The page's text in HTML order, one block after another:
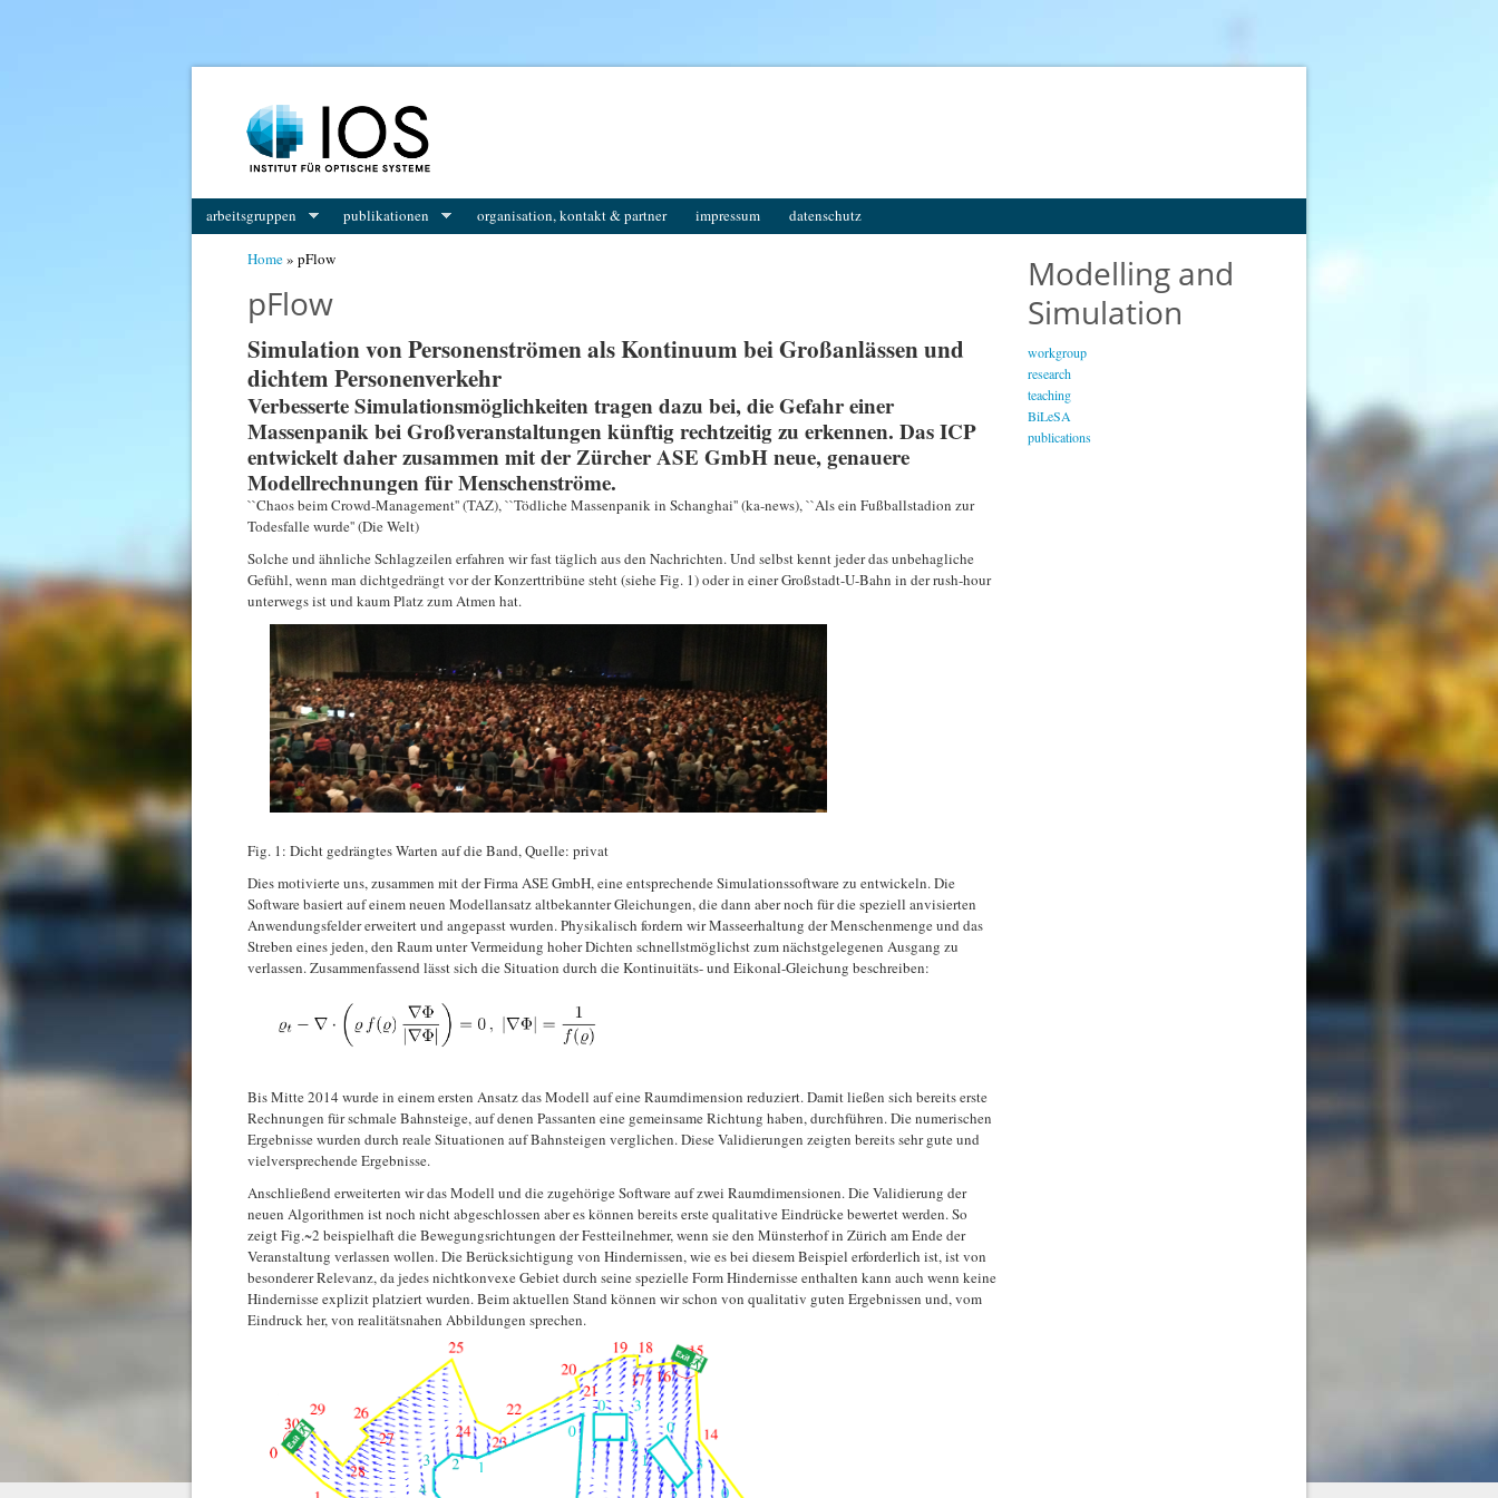
arbeitsgruppen publikationen organisation, kontakt & partner impressum datenschutz
You are here
Home» pFlow
pFlow
Simulation von Personenströmen als Kontinuum bei Großanlässen und
dichtem Personenverkehr
Verbesserte Simulationsmöglichkeiten tragen dazu bei, die Gefahr einer
Massenpanik bei Großveranstaltungen künftig rechtzeitig zu erkennen. Das ICP
entwickelt daher zusammen mit der Zürcher ASE GmbH neue, genauere
Modellrechnungen für Menschenströme.
``Chaos beim Crowd-Management'' (TAZ), ``Tödliche Massenpanik in Schanghai'' (ka-news), ``Als ein Fußballstadion zur
Todesfalle wurde'' (Die Welt)
Solche und ähnliche Schlagzeilen erfahren wir fast täglich aus den Nachrichten. Und selbst kennt jeder das unbehagliche
Gefühl, wenn man dichtgedrängt vor der Konzerttribüne steht (siehe Fig. 1) oder in einer Großstadt-U-Bahn in der rush-hour
unterwegs ist und kaum Platz zum Atmen hat.
Fig. 1: Dicht gedrängtes Warten auf die Band, Quelle: privat
Dies motivierte uns, zusammen mit der Firma ASE GmbH, eine entsprechende Simulationssoftware zu entwickeln. Die
Software basiert auf einem neuen Modellansatz altbekannter Gleichungen, die dann aber noch für die speziell anvisierten
Anwendungsfelder erweitert und angepasst wurden. Physikalisch fordern wir Masseerhaltung der Menschenmenge und das
Streben eines jeden, den Raum unter Vermeidung hoher Dichten schnellstmöglichst zum nächstgelegenen Ausgang zu
verlassen. Zusammenfassend lässt sich die Situation durch die Kontinuitäts- und Eikonal-Gleichung beschreiben:
Bis Mitte 2014 wurde in einem ersten Ansatz das Modell auf eine Raumdimension reduziert. Damit ließen sich bereits erste
Rechnungen für schmale Bahnsteige, auf denen Passanten eine gemeinsame Richtung haben, durchführen. Die numerischen
Ergebnisse wurden durch reale Situationen auf Bahnsteigen verglichen. Diese Validierungen zeigten bereits sehr gute und
vielversprechende Ergebnisse.
Anschließend erweiterten wir das Modell und die zugehörige Software auf zwei Raumdimensionen. Die Validierung der
neuen Algorithmen ist noch nicht abgeschlossen aber es können bereits erste qualitative Eindrücke bewertet werden. So
zeigt Fig.~2 beispielhaft die Bewegungsrichtungen der Festteilnehmer, wenn sie den Münsterhof in Zürich am Ende der
Veranstaltung verlassen wollen. Die Berücksichtigung von Hindernissen, wie es bei diesem Beispiel erforderlich ist, ist von
besonderer Relevanz, da jedes nichtkonvexe Gebiet durch seine spezielle Form Hindernisse enthalten kann auch wenn keine
Hindernisse explizit platziert wurden. Beim aktuellen Stand können wir schon von qualitativ guten Ergebnissen und, vom
Eindruck her, von realitätsnahen Abbildungen sprechen.
Modelling and
Simulation
workgroup
research
teaching
BiLeSA
publications